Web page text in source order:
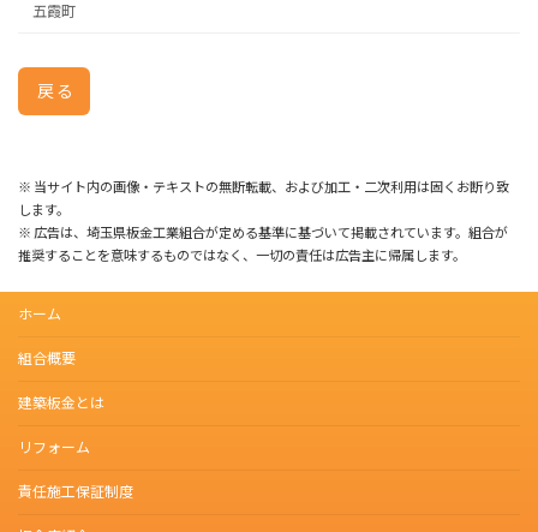
五霞町
戻る
※ 当サイト内の画像・テキストの無断転載、および加工・二次利用は固くお断り致
します。
※ 広告は、埼玉県板金工業組合が定める基準に基づいて掲載されています。組合が
推奨することを意味するものではなく、一切の責任は広告主に帰属します。
ホーム
組合概要
建築板金とは
リフォーム
責任施工保証制度